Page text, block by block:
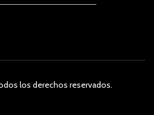
los derechos reservados.